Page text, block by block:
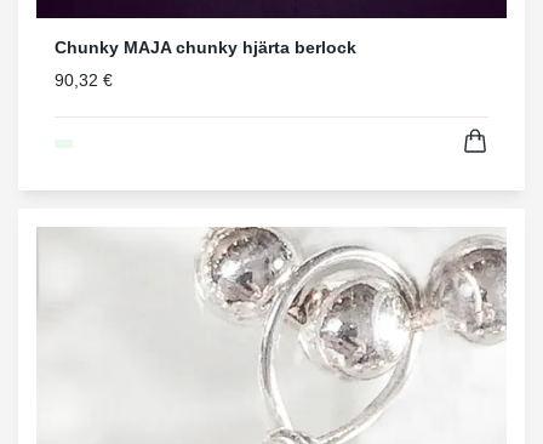
Chunky MAJA chunky hjärta berlock
90,32 €